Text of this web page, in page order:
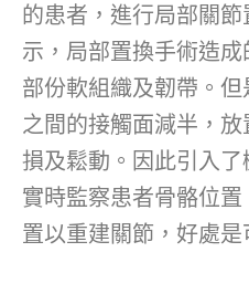
的患者，進行局部關
示，局部置換手術造
部份軟組織及韌帶。
之間的接觸面減半，
損及鬆動。因此引入
實時監察患者骨骼位
置以重建關節，好處是